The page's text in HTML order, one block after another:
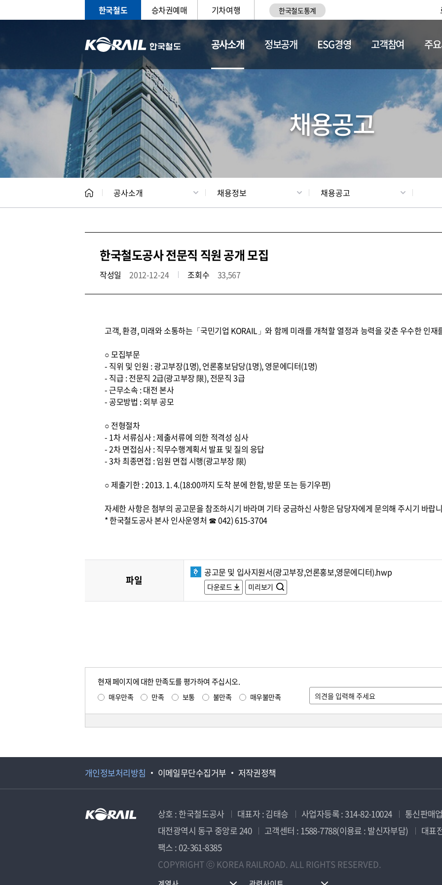
한국철도 승차권예매 기차여행 한국철도통계
공사소개
CEO 일반현황 채용정보
정보공개 ESG경영 고객참여 주
채용공고
공사소개 채용정보 채용공고
한국철도공사 전문직 직원 공개 모집
작성일 2012-12-24 조회수 33,567
고객, 환경, 미래와 소통하는「국민기업 KORAIL」와 함께 미래를 개척할 열정과 능력을 갖춘 우수한 인재
○ 모집부문
- 직위 및 인원 : 광고부장(1명), 언론홍보담당(1명), 영문에디터(1명)
- 직급 : 전문직 2급(광고부장 限), 전문직 3급
- 근무소속 : 대전 본사
- 공모방법 : 외부 공모
○ 전형절차
- 1차 서류심사 : 제출서류에 의한 적격성 심사
- 2차 면접심사 : 직무수행계획서 발표 및 질의 응답
- 3차 최종면접 : 임원 면접 시행(광고부장 限)
○ 제출기한 : 2013. 1. 4.(18:00까지 도착 분에 한함, 방문 또는 등기우편)
자세한 사항은 첨부의 공고문을 참조하시기 바라며 기타 궁금하신 사항은 담당자에게 문의해 주시기 바랍
* 한국철도공사 본사 인사운영처 ☎ 042) 615-3704
파일
공고문 및 입사지원서(광고부장,언론홍보,영문에디터).hwp
다운로드 미리보기
현재 페이지에 대한 만족도를 평가하여 주십시오.
매우만족 만족 보통 불만족 매우불만족
개인정보처리방침 이메일무단수집거부 저작권정책
상호 : 한국철도공사 대표자 : 김태승 사업자등록 : 314-82-10024
통신판매
대전광역시 동구 중앙로 240
고객센터 : 1588-7788(이용료 : 발신자부담)
대표
팩스 : 02-361-8385
COPYRIGHT ⓒ KOREA RAILROAD. ALL RIGHTS RESERVED.